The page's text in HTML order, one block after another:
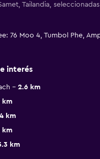
Tailandia,
76 Moo 4, Tumbol Phe,
interés
2.6 km
km
km
km
km